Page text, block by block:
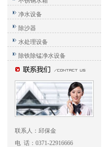
净水设备
除沙器
水处理设备
除铁除锰净水设备
联系人：邱保金
电 话：0371-22916666